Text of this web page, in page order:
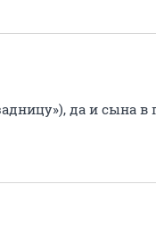
да и сына в